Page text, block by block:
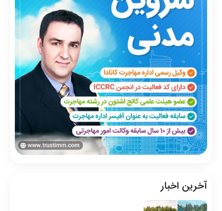
آخرین اخبار